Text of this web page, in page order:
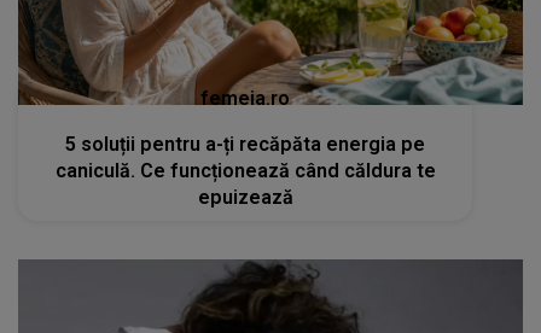
femeia.ro
5 soluții pentru a-ți recăpăta energia pe
caniculă. Ce funcționează când căldura te
epuizează